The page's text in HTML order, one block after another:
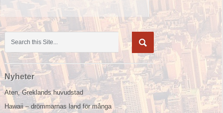
Nyheter
Aten, Greklands huvudstad
Hawaii – drömmarnas land för många